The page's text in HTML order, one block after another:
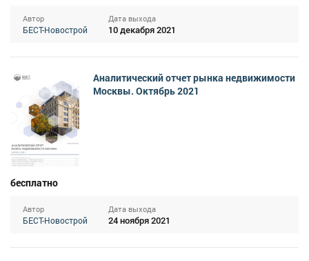
Автор
БЕСТ-Новострой
Дата выхода
10 декабря 2021
Аналитический отчет рынка недвижимости
Москвы. Октябрь 2021
бесплатно
Автор
БЕСТ-Новострой
Дата выхода
24 ноября 2021